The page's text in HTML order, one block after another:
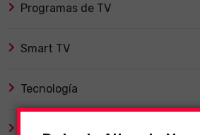
Programas de TV
Smart TV
Tecnología